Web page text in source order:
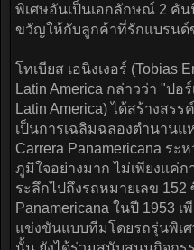
พิเศษอันเป็นเอกลักษณ์ 2 คั
ขวัญให้กับลูกค้าที่รักแบรนด์
โทเบียส เอนิงเงอร์ (Tobias
Latin America กล่าวว่า "ปอ
Latin America) ได้สร้างสร
เป็นการเฉลิมฉลองตำนานแ
Carrera Panamericana ระ
ภูมิใจอย่างมาก ไม่เพียงแค่
ระลึกไปถึงรถหมายเลข
Panamericana ในปี 1953
แข่งขันแบบทีมโดยรถรุ่นพิเศ